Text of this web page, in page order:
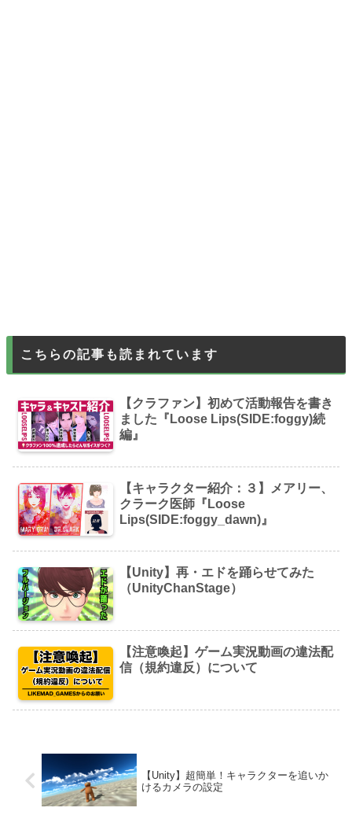
こちらの記事も読まれています
【クラファン】初めて活動報告を書き
ました『Loose Lips(SIDE:foggy)続
編』
【キャラクター紹介：３】メアリー、
クラーク医師『Loose
Lips(SIDE:foggy_dawn)』
【Unity】再・エドを踊らせてみた
（UnityChanStage）
【注意喚起】ゲーム実況動画の違法配
信（規約違反）について
【Unity】超簡単！キャラクターを追いか
けるカメラの設定